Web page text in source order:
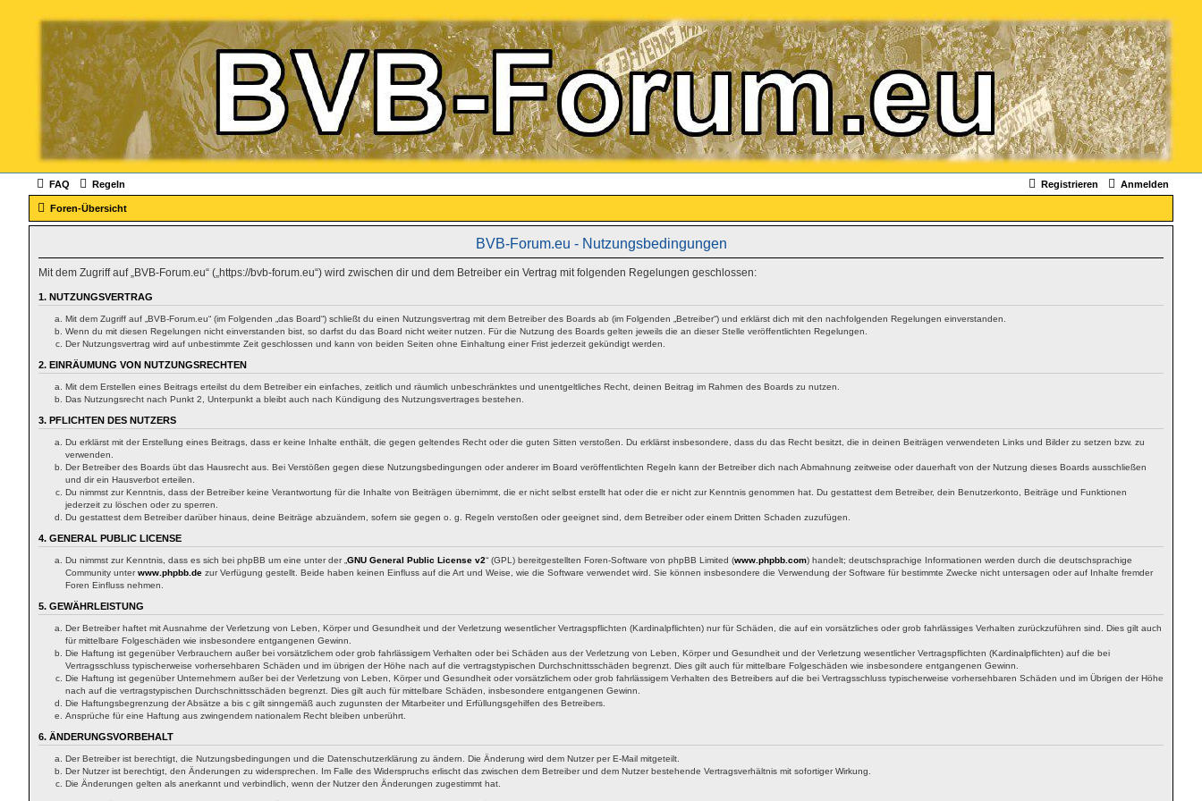
FAQ Regeln Anmelden
Registrieren
Foren-Übersicht
BVB-Forum.eu - Nutzungsbedingungen
Mit dem Zugriff auf „BVB-Forum.eu“ („https://bvb-forum.eu“) wird zwischen dir und dem Betreiber ein Vertrag mit folgenden Regelungen geschlossen:
1. NUTZUNGSVERTRAG
Mit dem Zugriff auf „BVB-Forum.eu“ (im Folgenden „das Board“) schließt du einen Nutzungsvertrag mit dem Betreiber des Boards ab (im Folgenden „Betreiber“) und erklärst dich mit den nachfolgenden Regelungen einverstanden.
Wenn du mit diesen Regelungen nicht einverstanden bist, so darfst du das Board nicht weiter nutzen. Für die Nutzung des Boards gelten jeweils die an dieser Stelle veröffentlichten Regelungen.
Der Nutzungsvertrag wird auf unbestimmte Zeit geschlossen und kann von beiden Seiten ohne Einhaltung einer Frist jederzeit gekündigt werden.
2. EINRÄUMUNG VON NUTZUNGSRECHTEN
Mit dem Erstellen eines Beitrags erteilst du dem Betreiber ein einfaches, zeitlich und räumlich unbeschränktes und unentgeltliches Recht, deinen Beitrag im Rahmen des Boards zu nutzen.
Das Nutzungsrecht nach Punkt 2, Unterpunkt a bleibt auch nach Kündigung des Nutzungsvertrages bestehen.
3. PFLICHTEN DES NUTZERS
Du erklärst mit der Erstellung eines Beitrags, dass er keine Inhalte enthält, die gegen geltendes Recht oder die guten Sitten verstoßen. Du erklärst insbesondere, dass du das Recht besitzt, die in deinen Beiträgen verwendeten Links und Bilder zu setzen bzw. zu
verwenden.
Der Betreiber des Boards übt das Hausrecht aus. Bei Verstößen gegen diese Nutzungsbedingungen oder anderer im Board veröffentlichten Regeln kann der Betreiber dich nach Abmahnung zeitweise oder dauerhaft von der Nutzung dieses Boards ausschließen
und dir ein Hausverbot erteilen.
Du nimmst zur Kenntnis, dass der Betreiber keine Verantwortung für die Inhalte von Beiträgen übernimmt, die er nicht selbst erstellt hat oder die er nicht zur Kenntnis genommen hat. Du gestattest dem Betreiber, dein Benutzerkonto, Beiträge und Funktionen
jederzeit zu löschen oder zu sperren.
Du gestattest dem Betreiber darüber hinaus, deine Beiträge abzuändern, sofern sie gegen o. g. Regeln verstoßen oder geeignet sind, dem Betreiber oder einem Dritten Schaden zuzufügen.
4. GENERAL PUBLIC LICENSE
Du nimmst zur Kenntnis, dass es sich bei phpBB um eine unter der „ GNU General Public License v2“ (GPL) bereitgestellten Foren-Software von phpBB Limited (www.phpbb.com) handelt; deutschsprachige Informationen werden durch die deutschsprachige
Community unterwww.phpbb.de zur Verfügung gestellt. Beide haben keinen Einfluss auf die Art und Weise, wie die Software verwendet wird. Sie können insbesondere die Verwendung der Software für bestimmte Zwecke nicht untersagen oder auf Inhalte fremder
Foren Einfluss nehmen.
5. GEWÄHRLEISTUNG
Der Betreiber haftet mit Ausnahme der Verletzung von Leben, Körper und Gesundheit und der Verletzung wesentlicher Vertragspflichten (Kardinalpflichten) nur für Schäden, die auf ein vorsätzliches oder grob fahrlässiges Verhalten zurückzuführen sind. Dies gilt auch
für mittelbare Folgeschäden wie insbesondere entgangenen Gewinn.
Die Haftung ist gegenüber Verbrauchern außer bei vorsätzlichem oder grob fahrlässigem Verhalten oder bei Schäden aus der Verletzung von Leben, Körper und Gesundheit und der Verletzung wesentlicher Vertragspflichten (Kardinalpflichten) auf die bei
Vertragsschluss typischerweise vorhersehbaren Schäden und im übrigen der Höhe nach auf die vertragstypischen Durchschnittsschäden begrenzt. Dies gilt auch für mittelbare Folgeschäden wie insbesondere entgangenen Gewinn.
Die Haftung ist gegenüber Unternehmern außer bei der Verletzung von Leben, Körper und Gesundheit oder vorsätzlichem oder grob fahrlässigem Verhalten des Betreibers auf die bei Vertragsschluss typischerweise vorhersehbaren Schäden und im Übrigen der Höhe
nach auf die vertragstypischen Durchschnittsschäden begrenzt. Dies gilt auch für mittelbare Schäden, insbesondere entgangenen Gewinn.
Die Haftungsbegrenzung der Absätze a bis c gilt sinngemäß auch zugunsten der Mitarbeiter und Erfüllungsgehilfen des Betreibers.
Ansprüche für eine Haftung aus zwingendem nationalem Recht bleiben unberührt.
6. ÄNDERUNGSVORBEHALT
Der Betreiber ist berechtigt, die Nutzungsbedingungen und die Datenschutzerklärung zu ändern. Die Änderung wird dem Nutzer per E-Mail mitgeteilt.
Der Nutzer ist berechtigt, den Änderungen zu widersprechen. Im Falle des Widerspruchs erlischt das zwischen dem Betreiber und dem Nutzer bestehende Vertragsverhältnis mit sofortiger Wirkung.
Die Änderungen gelten als anerkannt und verbindlich, wenn der Nutzer den Änderungen zugestimmt hat.